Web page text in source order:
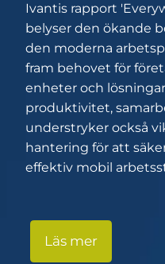
Ivantis rapport
belyser den ökande
den moderna
fram behovet för
enheter och
produktivitet,
understryker också
hantering för att
effektiv mobil
Läs mer